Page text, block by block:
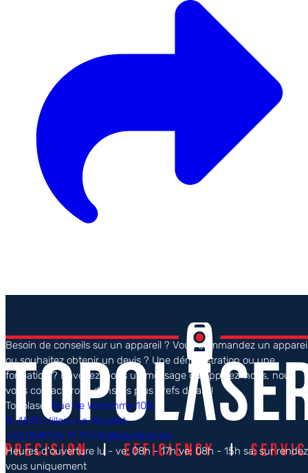
Besoin de conseils sur un appareil ? Vous commandez un
ou souhaitez obtenir un devis ? Une démonstration ou une
formation ? Envoyez-nous un message ou appelez-nous, nous
vous contacterons dans les plus brefs délais !
Topolaser
Rue de Waremme 108,
B-4530 Villers-Le-Bouillet
+32 (0)81 56 71 17 info@topolaser.be
Heures d'ouverture lu - ve: 08h - 17h ve: 08h - 15h sa: sur
vous uniquement